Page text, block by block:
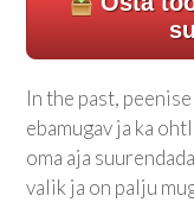
In the past,
ebamugav ja ka
oma aja
valik ja on palju